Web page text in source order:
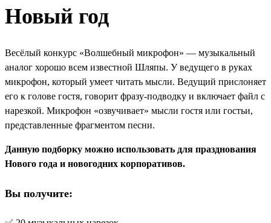
Новый год
Весёлый конкурс «Волшебный микрофон» — музыкальный
аналог хорошо всем известной Шляпы. У ведущего в руках
микрофон, который умеет читать мысли. Ведущий прислоняет
его к голове гостя, говорит фразу-подводку и включает файл с
нарезкой. Микрофон «озвучивает» мысли гостя или гостьи,
представленные фрагментом песни.
Данную подборку можно использовать для празднования
Нового года и новогодних корпоративов.
Вы получите: